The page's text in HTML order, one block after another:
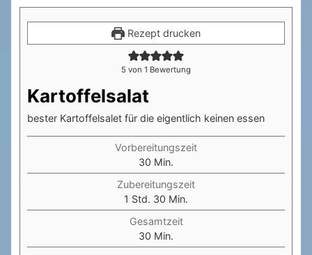
Rezept drucken
5 von 1 Bewertung
Kartoffelsalat
bester Kartoffelsalet für die eigentlich keinen essen
Vorbereitungszeit
30 Minuten
Min.
Zubereitungszeit
1 Stunde
Std. 30 Minuten
Min.
Gesamtzeit
30 Minuten
Min.